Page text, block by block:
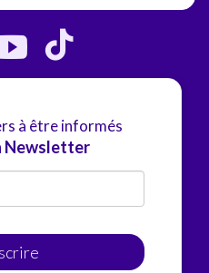
à être informés
Newsletter